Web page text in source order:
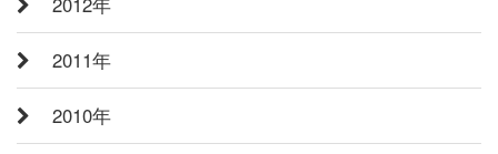
2011年
2010年